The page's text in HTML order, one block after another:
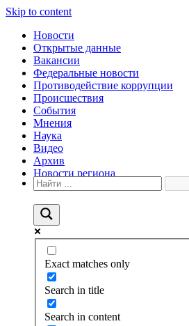
Skip to content
Новости
Открытые данные
Вакансии
Федеральные новости
Противодействие коррупции
Происшествия
События
Мнения
Наука
Видео
Архив
Новости региона
Exact matches only
Search in title
Search in content